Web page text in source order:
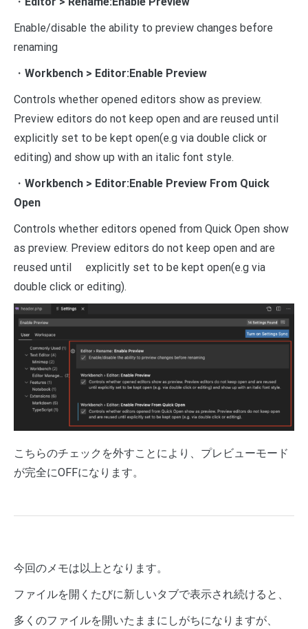
Enable/disable the ability to preview changes before
renaming
・ Workbench > Editor:Enable Preview
Controls whether opened editors show as preview.
Preview editors do not keep open and are reused until
explicitly set to be kept open(e.g via double click or
editing) and show up with an italic font style.
・ Workbench > Editor:Enable Preview From Quick
Open
Controls whether editors opened from Quick Open show
as preview. Preview editors do not keep open and are
reused until explicitly set to be kept open(e.g via
double click or editing).
こちらのチェックを外すことにより、プレビューモード
が完全にOFFになります。
今回のメモは以上となります。
ファイルを開くたびに新しいタブで表示され続けると、
多くのファイルを開いたままにしがちになりますが、